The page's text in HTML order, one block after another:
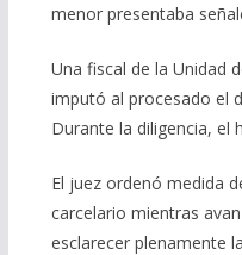
menor presentaba
Una fiscal de la Unidad
imputó al procesado el
Durante la diligencia, el
El juez ordenó medida
carcelario mientras
esclarecer plenamente